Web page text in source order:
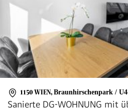
1150 WIEN, Braunhirschenpark / U4-
Sanierte DG-WOHNUNG mit